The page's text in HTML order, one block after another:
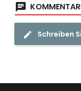
Schreiben